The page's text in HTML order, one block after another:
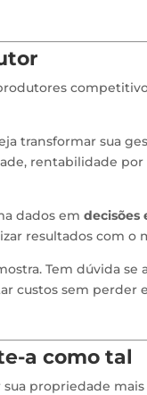
transformar sua
rentabilidade
dados em decisões
resultados com o
Tem dúvida se
custos sem perder
a como tal
propriedade mais